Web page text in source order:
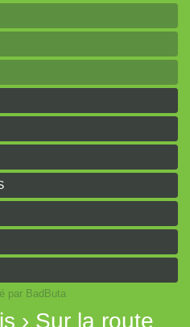
Vaillants)
par BadButa
› Sur la route